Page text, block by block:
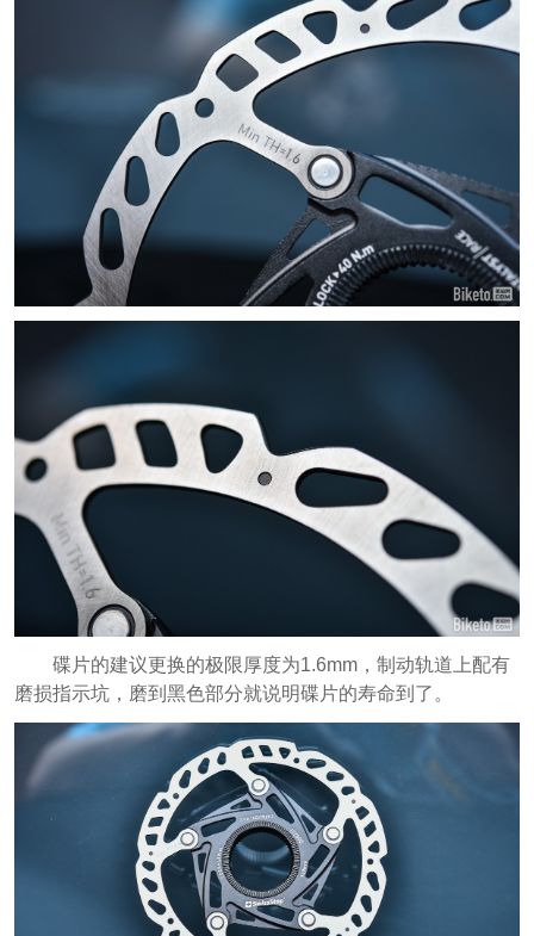
碟片的建议更换的极限厚度为1.6mm，制动轨道上配有
磨损指示坑，磨到黑色部分就说明碟片的寿命到了。